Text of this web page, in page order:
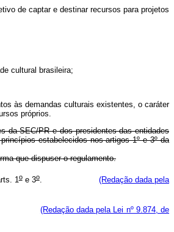
de captar e destinar recursos para projetos
cultural brasileira;
às demandas culturais existentes, o caráter
próprios.
da SEC/PR e dos presidentes das entidades
estabelecidos nos artigos 1º e 3º da
que dispuser o regulamento.
1oe 3o.
(Redação dada pela
Cultura. (Redação dada pela Lei nº 9.874, de